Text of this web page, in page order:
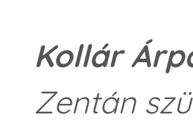
Kollár
Zentán